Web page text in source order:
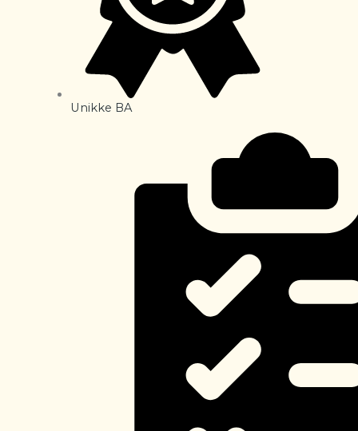
Unikke BA